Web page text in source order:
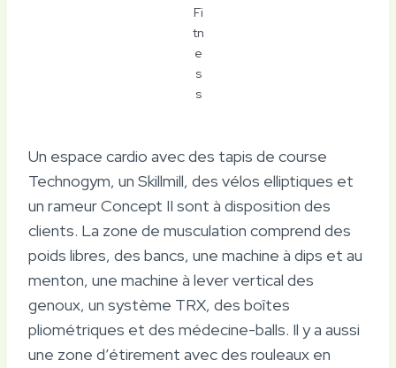
Fi
tn
e
s
s
Un espace cardio avec des tapis de course
Technogym, un Skillmill, des vélos elliptiques et
un rameur Concept II sont à disposition des
clients. La zone de musculation comprend des
poids libres, des bancs, une machine à dips et au
menton, une machine à lever vertical des
genoux, un système TRX, des boîtes
pliométriques et des médecine-balls. Il y a aussi
une zone d’étirement avec des rouleaux en